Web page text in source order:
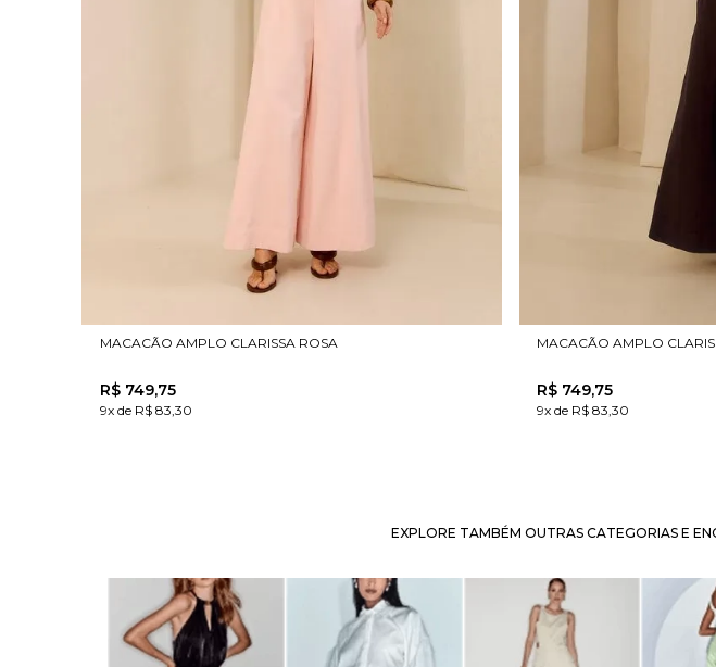
MACACÃO AMPLO CLARISSA ROSA
R$ 749,75
9x de R$ 83,30
MACACÃO AMPLO
R$ 749,75
9x de R$ 83,30
EXPLORE TAMBÉM OUTRAS CATEGORIAS E